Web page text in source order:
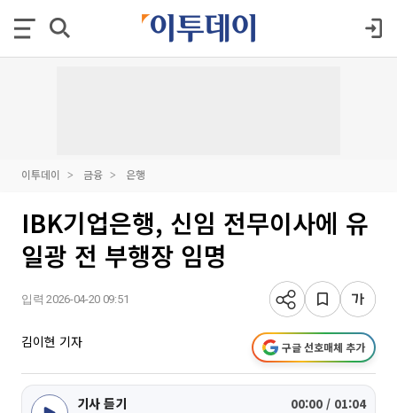
이투데이 금융 은행
IBK기업은행, 신임 전무이사에 유
일광 전 부행장 임명
입력 2026-04-20 09:51
김이현 기자 구글 선호매체 추가
기사 듣기 00:00 / 01:04